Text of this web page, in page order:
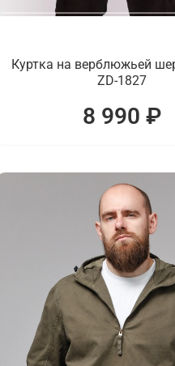
Куртка на верблюжьей
ZD-1827
8 990 ₽